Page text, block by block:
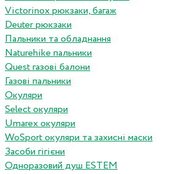
Victorinox рюкзаки, багаж
Deuter рюкзаки
Пальники та обладнання
Naturehike пальники
Quest газові балони
Газові пальники
Окуляри
Select окуляри
Umarex окуляри
WoSport окуляри та захисні маски
Засоби гігієни
Одноразовий душ ESTEM